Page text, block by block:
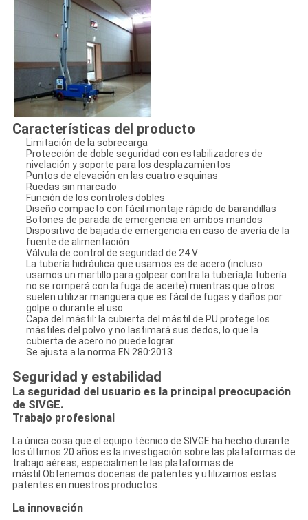
Características del producto
Limitación de la sobrecarga
Protección de doble seguridad con estabilizadores de
nivelación y soporte para los desplazamientos
Puntos de elevación en las cuatro esquinas
Ruedas sin marcado
Función de los controles dobles
Diseño compacto con fácil montaje rápido de barandillas
Botones de parada de emergencia en ambos mandos
Dispositivo de bajada de emergencia en caso de avería de la
fuente de alimentación
Válvula de control de seguridad de 24 V
La tubería hidráulica que usamos es de acero (incluso
usamos un martillo para golpear contra la tubería,la tubería
no se romperá con la fuga de aceite) mientras que otros
suelen utilizar manguera que es fácil de fugas y daños por
golpe o durante el uso.
Capa del mástil: la cubierta del mástil de PU protege los
mástiles del polvo y no lastimará sus dedos, lo que la
cubierta de acero no puede lograr.
Se ajusta a la norma EN 280:2013
Seguridad y estabilidad
La seguridad del usuario es la principal preocupación
de SIVGE.
Trabajo profesional
La única cosa que el equipo técnico de SIVGE ha hecho durante
los últimos 20 años es la investigación sobre las plataformas de
trabajo aéreas, especialmente las plataformas de
mástil.Obtenemos docenas de patentes y utilizamos estas
patentes en nuestros productos.
La innovación